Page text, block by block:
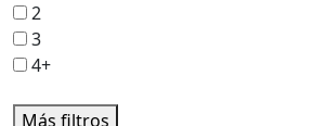
2
3
4+
Más filtros